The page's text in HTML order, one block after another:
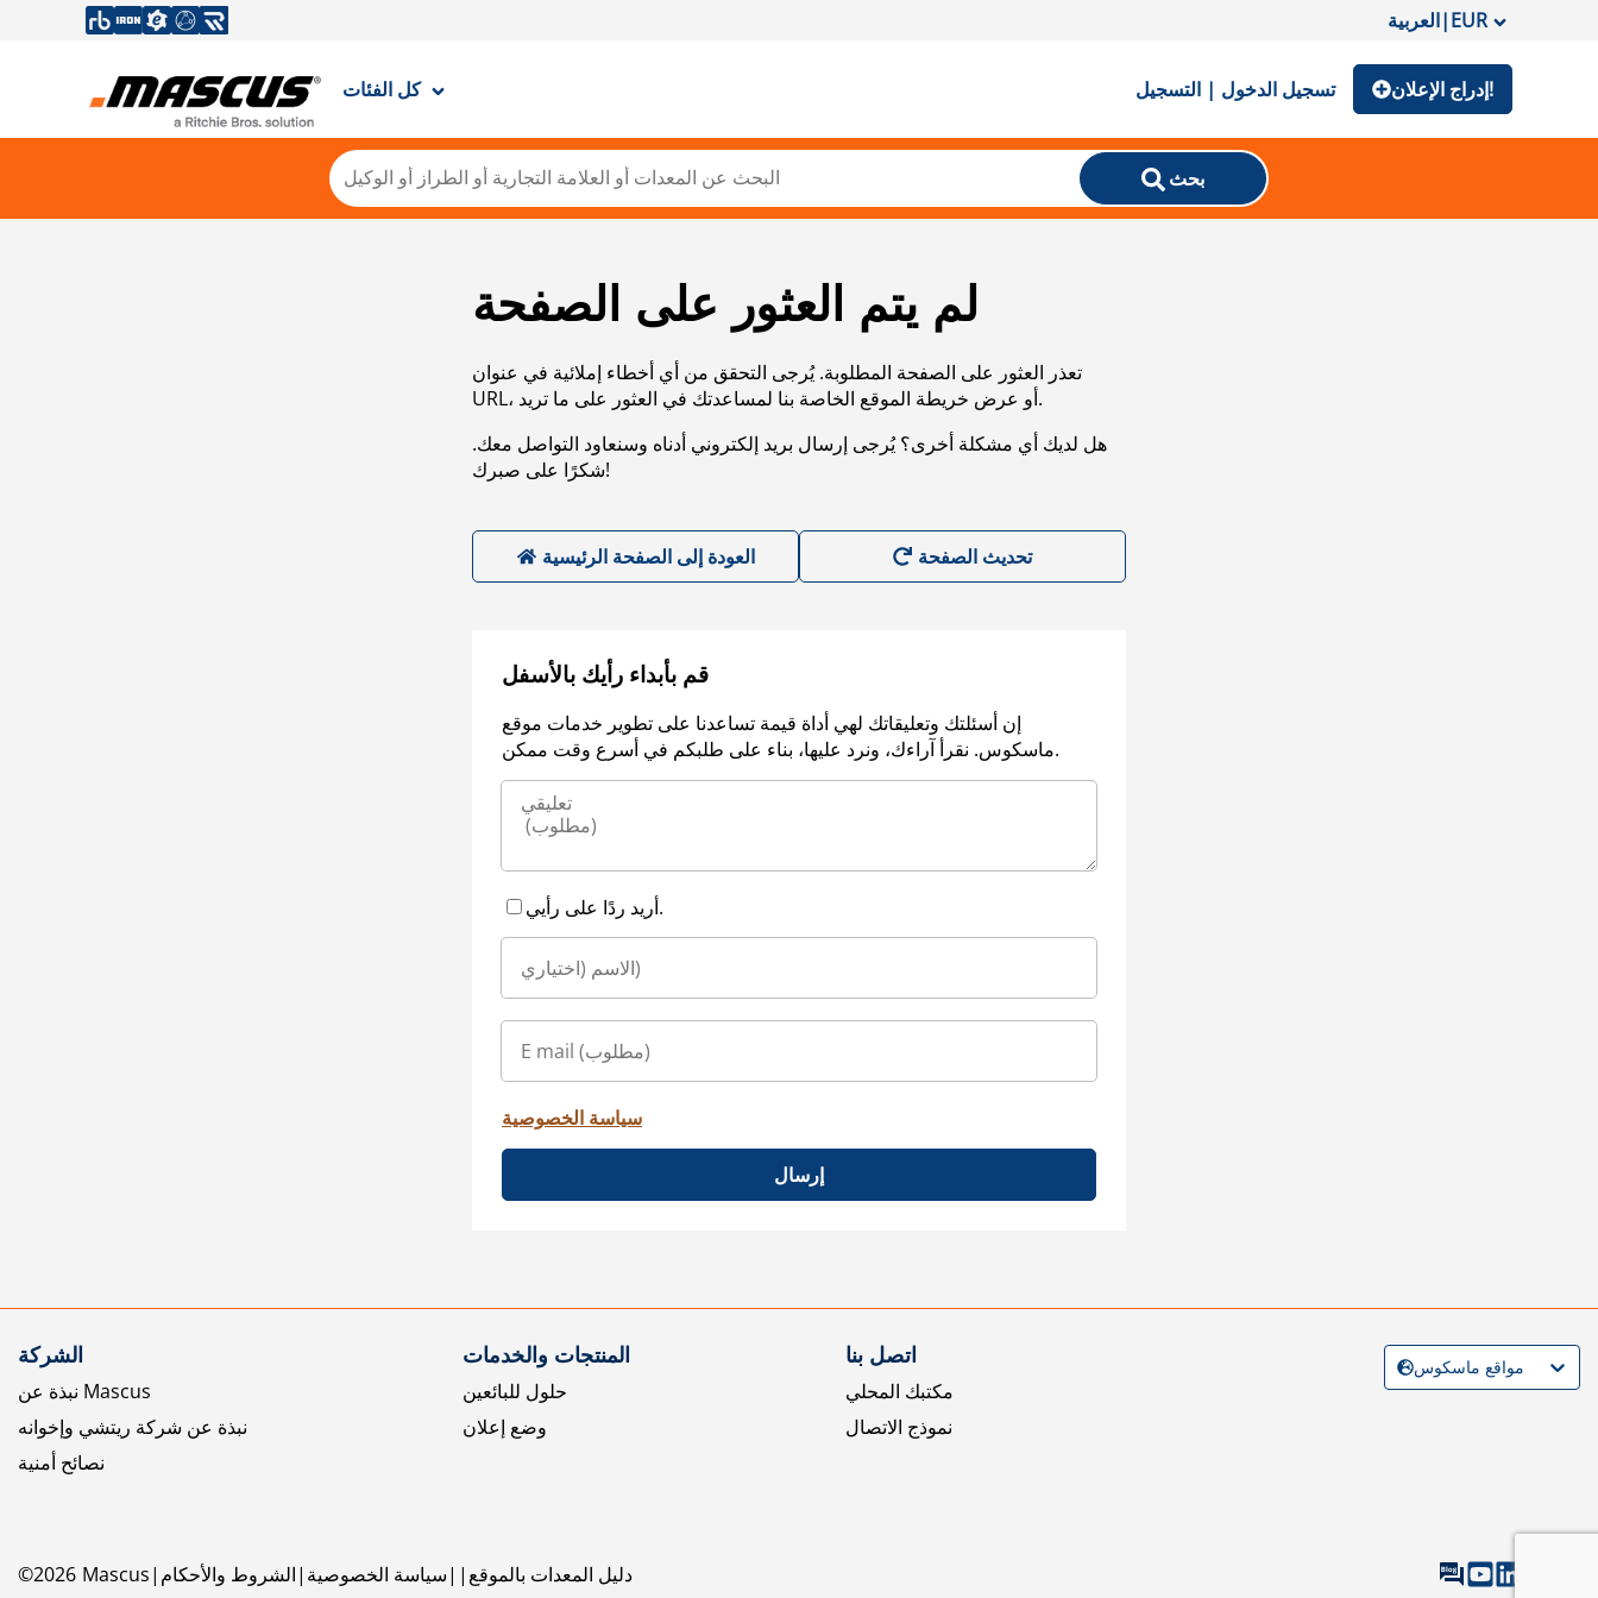
العربية|EUR
كل الفئات تسجيل الدخول | التسجيل إدراج الإعلان!
بحث
لم يتم العثور على الصفحة
تعذر العثور على الصفحة المطلوبة. يُرجى التحقق من أي أخطاء إملائية في عنوان
URL، أو عرض خريطة الموقع الخاصة بنا لمساعدتك في العثور على ما تريد.
هل لديك أي مشكلة أخرى؟ يُرجى إرسال بريد إلكتروني أدناه وسنعاود التواصل معك.
شكرًا على صبرك!
العودة إلى الصفحة الرئيسية
قم بأبداء رأيك بالأسفل
إن أسئلتك وتعليقاتك لهي أداة قيمة تساعدنا على تطوير خدمات موقع
ماسكوس. نقرأ آراءك، ونرد عليها، بناء على طلبكم في أسرع وقت ممكن.
أريد ردًا على رأيي.
سياسة الخصوصية
إرسال
الشركة
نبذة عن Mascus
نبذة عن شركة ريتشي وإخوانه
نصائح أمنية
المنتجات والخدمات
حلول للبائعين
وضع إعلان
اتصل بنا
مكتبك المحلي
نموذج الاتصال
©2026 Mascus الشروط والأحكام سياسة الخصوصية دليل المعدات بالموقع
مواقع ماسكوس